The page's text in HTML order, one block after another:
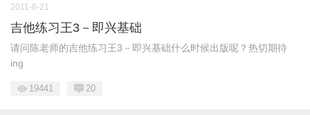
2011-8-21
吉他练习王3－即兴基础
请问陈老师的吉他练习王3－即兴基础什么时候出版呢？热切期待
ing
19441 20